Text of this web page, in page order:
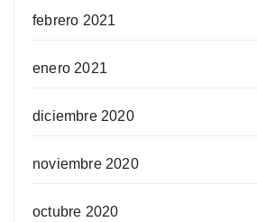
febrero 2021
enero 2021
diciembre 2020
noviembre 2020
octubre 2020